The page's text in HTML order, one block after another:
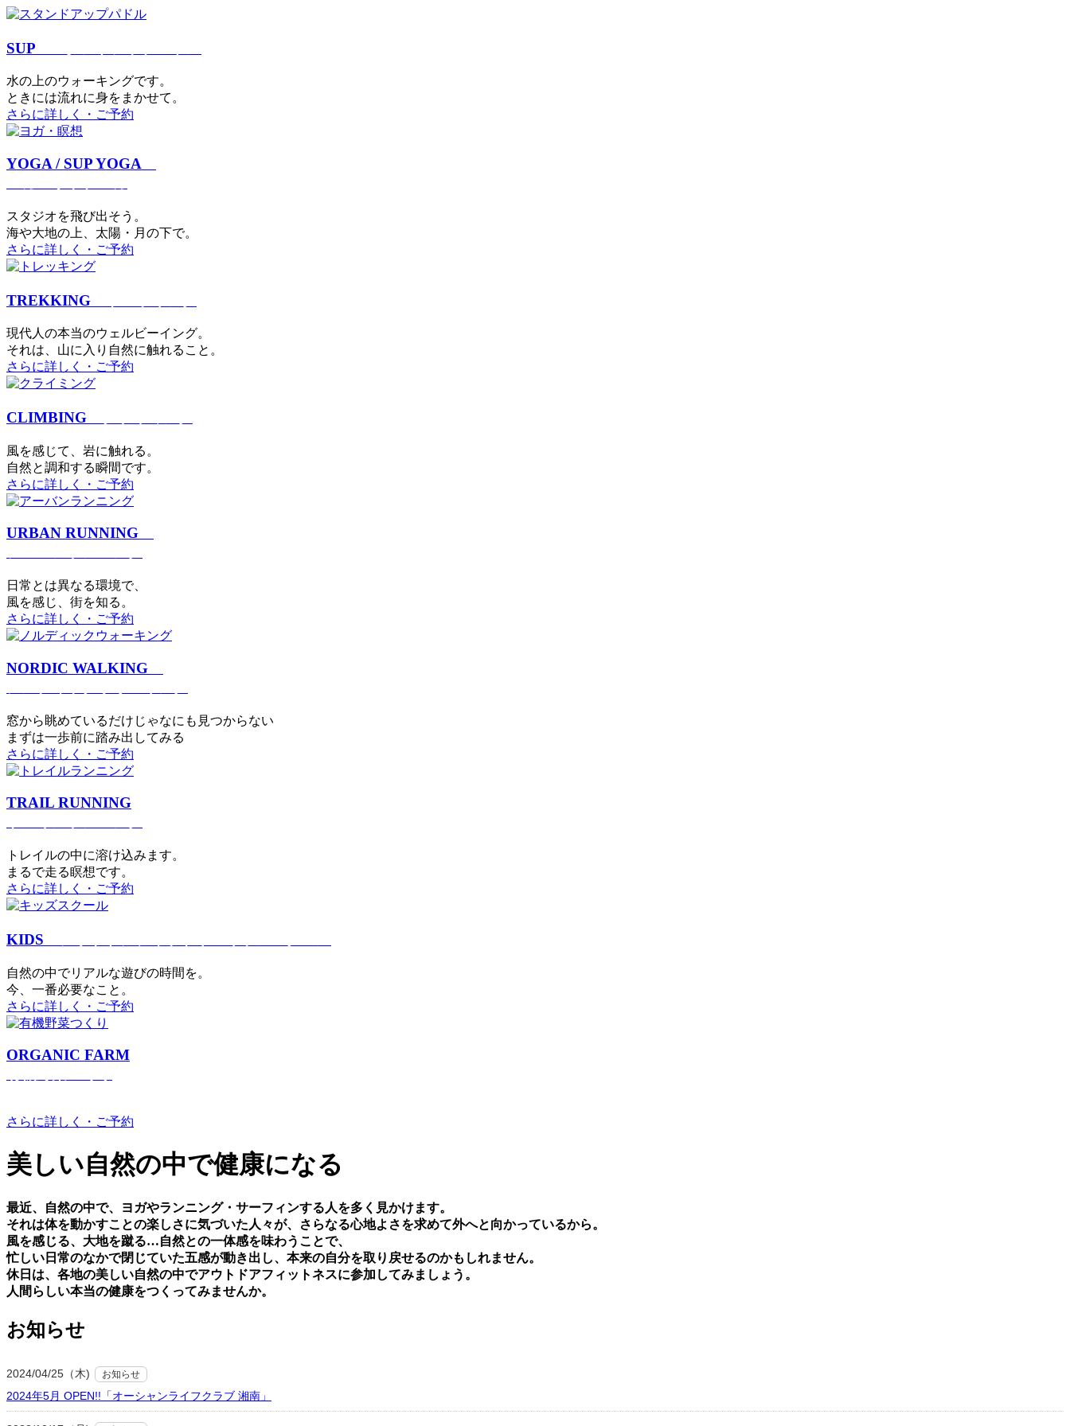
SUP
⽔の上のウォーキングです。
ときには流れに身をまかせて。
さらに詳しく・ご予約
YOGA / SUP YOGA
スタジオを⾶び出そう。
海や大地の上、太陽・⽉の下で。
さらに詳しく・ご予約
TREKKING
現代⼈の本当のウェルビーイング。
それは、⼭に⼊り⾃然に触れること。
さらに詳しく・ご予約
CLIMBING
⾵を感じて、岩に触れる。
⾃然と調和する瞬間です。
さらに詳しく・ご予約
URBAN RUNNING
日常とは異なる環境で、
風を感じ、街を知る。
さらに詳しく・ご予約
NORDIC WALKING
窓から眺めているだけじゃなにも見つからない
まずは一歩前に踏み出してみる
さらに詳しく・ご予約
TRAIL RUNNING
トレイルの中に溶け込みます。
まるで⾛る瞑想です。
さらに詳しく・ご予約
KIDS
⾃然の中でリアルな遊びの時間を。
今、⼀番必要なこと。
さらに詳しく・ご予約
ORGANIC FARM
さらに詳しく・ご予約
美しい⾃然の中で健康になる
最近、⾃然の中で、ヨガやランニング・サーフィンする⼈を多く⾒かけます。
それは体を動かすことの楽しさに気づいた⼈々が、さらなる⼼地よさを求めて外へと向かっているから。
⾵を感じる、⼤地を蹴る…⾃然との⼀体感を味わうことで、
忙しい⽇常のなかで閉じていた五感が動き出し、本来の⾃分を取り戻せるのかもしれません。
休⽇は、各地の美しい⾃然の中でアウトドアフィットネスに参加してみましょう。
⼈間らしい本当の健康をつくってみませんか。
お知らせ
2024/04/25（木) お知らせ
2024年5月 OPEN!!「オーシャンライフクラブ 湘南」